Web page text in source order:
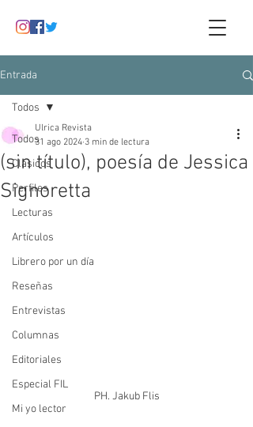
Entrada
Todos
Clásicos
Perfiles
Lecturas
Artículos
Librero por un día
Reseñas
Entrevistas
Columnas
Editoriales
Especial FIL
Mi yo lector
Todos
(sin título), poesía de Jessica
Signoretta
Ulrica Revista
31 ago 2024 3 min de lectura
PH. Jakub Flis